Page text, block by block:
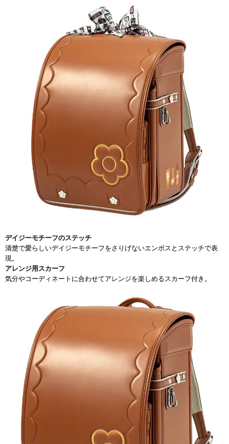
デイジーモチーフのステッチ
清楚で愛らしいデイジーモチーフをさりげないエンボスとステッチで表
現。
アレンジ用スカーフ
気分やコーディネートに合わせてアレンジを楽しめるスカーフ付き。